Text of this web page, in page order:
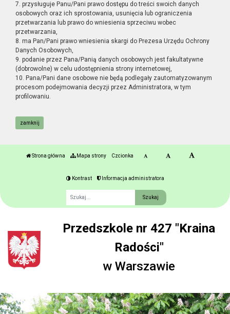
7. przysługuje Panu/Pani prawo dostępu do treści swoich danych
osobowych oraz ich sprostowania, usunięcia lub ograniczenia
przetwarzania lub prawo do wniesienia sprzeciwu wobec
przetwarzania,
8. ma Pan/Pani prawo wniesienia skargi do Prezesa Urzędu Ochrony
Danych Osobowych,
9. podanie przez Pana/Panią danych osobowych jest fakultatywne
(dobrowolne) w celu udostępnienia strony internetowej,
10. Pana/Pani dane osobowe nie będą podlegały zautomatyzowanym
procesom podejmowania decyzji przez Administratora, w tym
profilowaniu.
zamknij
Strona główna Mapa strony Czcionka
Kontrast Informacja administratora
Przedszkole nr 427 "Kraina
Radości"
w Warszawie